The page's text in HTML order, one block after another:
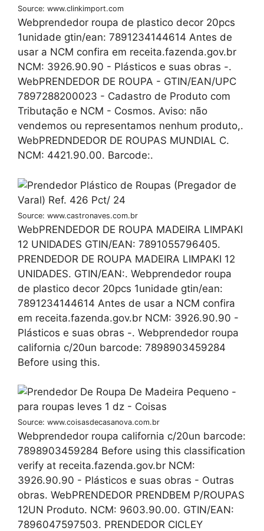
Source: www.clinkimport.com
Webprendedor roupa de plastico decor 20pcs
1unidade gtin/ean: 7891234144614 Antes de
usar a NCM confira em receita.fazenda.gov.br
NCM: 3926.90.90 - Plásticos e suas obras -.
WebPRENDEDOR DE ROUPA - GTIN/EAN/UPC
7897288200023 - Cadastro de Produto com
Tributação e NCM - Cosmos. Aviso: não
vendemos ou representamos nenhum produto,.
WebPREDNDEDOR DE ROUPAS MUNDIAL C.
NCM: 4421.90.00. Barcode:.
Source: www.castronaves.com.br
WebPRENDEDOR DE ROUPA MADEIRA LIMPAKI
12 UNIDADES GTIN/EAN: 7891055796405.
PRENDEDOR DE ROUPA MADEIRA LIMPAKI 12
UNIDADES. GTIN/EAN:. Webprendedor roupa
de plastico decor 20pcs 1unidade gtin/ean:
7891234144614 Antes de usar a NCM confira
em receita.fazenda.gov.br NCM: 3926.90.90 -
Plásticos e suas obras -. Webprendedor roupa
california c/20un barcode: 7898903459284
Before using this.
Source: www.coisasdecasanova.com.br
Webprendedor roupa california c/20un barcode:
7898903459284 Before using this classification
verify at receita.fazenda.gov.br NCM:
3926.90.90 - Plásticos e suas obras - Outras
obras. WebPRENDEDOR PRENDBEM P/ROUPAS
12UN Produto. NCM: 9603.90.00. GTIN/EAN:
7896047597503. PRENDEDOR CICLEY